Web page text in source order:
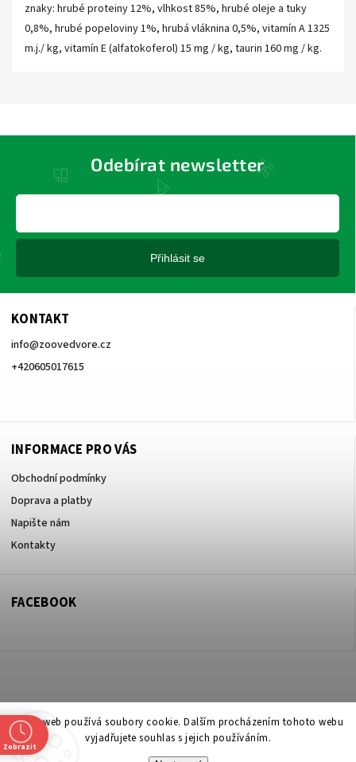
Tento web používá soubory cookie. Dalším procházením tohoto webu
vyjadřujete souhlas s jejich používáním.
znaky: hrubé proteiny 12%, vlhkost 85%, hrubé oleje a tuky
0,8%, hrubé popeloviny 1%, hrubá vláknina 0,5%, vitamín A 1325
m.j./ kg, vitamín E (alfatokoferol) 15 mg / kg, taurin 160 mg / kg.
KONTAKT
info@zoovedvore.cz
+420605017615
INFORMACE PRO VÁS
Obchodní podmínky
Doprava a platby
Napište nám
Kontakty
Odebírat newsletter
Přihlásit se
FACEBOOK
Copyright 2026 ZOO ve dvoře Praha 5. Všechna práva vyhrazena.
Upravit nastavení cookies
Zobrazit